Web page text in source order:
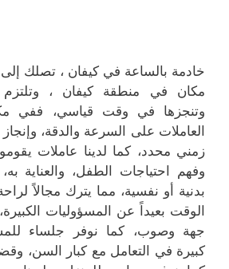
خادمة بالساعة في كيفان ، تصلك
مكان في منطقة كيفان ، وتلتزم
وتنجزها في وقت قياسي، ففي
العاملات على السرعة والدقة،
زمني محدد، كما لدينا عاملات
وفهم احتياجات الطفل، والعناية
بدنية أو نفسية، مما يترك مجالاً
الوقت بعيداً عن المسؤوليات
جهة وصوب، كما نوفر جلساء
كبيرة في التعامل مع كبار السن،